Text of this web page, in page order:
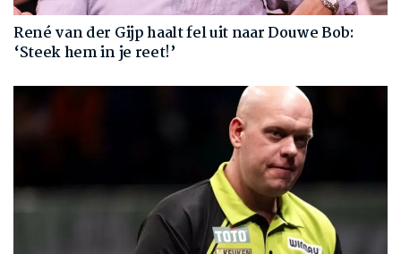
René van der Gijp haalt fel uit naar Douwe Bob:
‘Steek hem in je reet!’